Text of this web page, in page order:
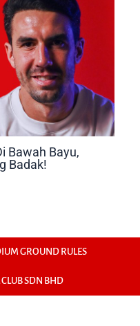
Bawah Bayu,
Badak!
GROUND RULES
SDN BHD